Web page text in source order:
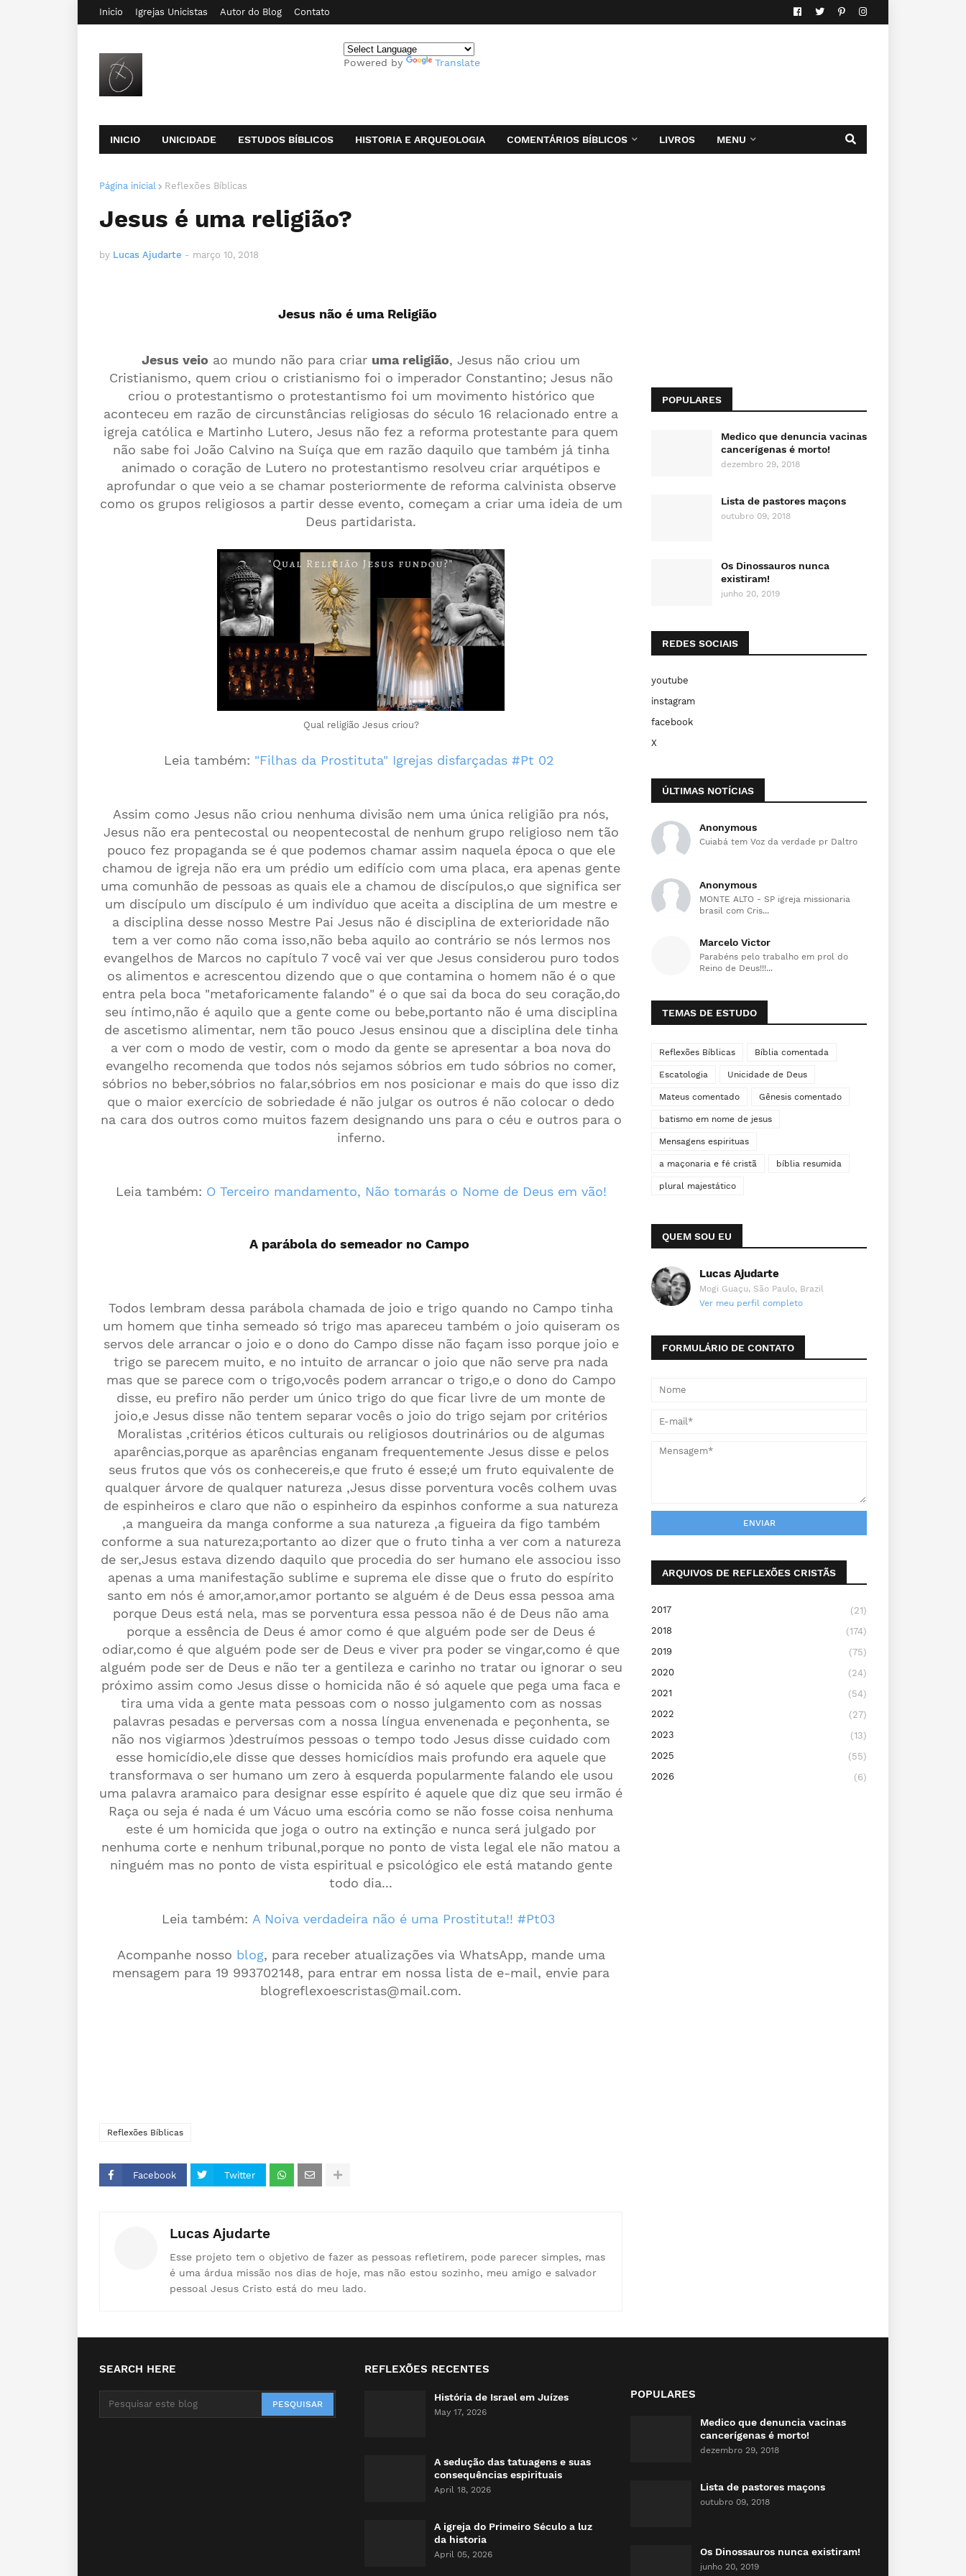
Inicio Igrejas Unicistas Autor do Blog Contato
Powered by Translate
INICIO UNICIDADE ESTUDOS BÍBLICOS HISTORIA E ARQUEOLOGIA COMENTÁRIOS BÍBLICOS LIVROS MENU
Página inicial Reflexões Bíblicas
Jesus é uma religião?
by Lucas Ajudarte - março 10, 2018
Jesus não é uma Religião
Jesus veio ao mundo não para criar uma religião, Jesus não criou um
Cristianismo, quem criou o cristianismo foi o imperador Constantino; Jesus não
criou o protestantismo o protestantismo foi um movimento histórico que
aconteceu em razão de circunstâncias religiosas do século 16 relacionado entre a
igreja católica e Martinho Lutero, Jesus não fez a reforma protestante para quem
não sabe foi João Calvino na Suíça que em razão daquilo que também já tinha
animado o coração de Lutero no protestantismo resolveu criar arquétipos e
aprofundar o que veio a se chamar posteriormente de reforma calvinista observe
como os grupos religiosos a partir desse evento, começam a criar uma ideia de um
Deus partidarista.
Qual religião Jesus criou?
Leia também: "Filhas da Prostituta" Igrejas disfarçadas #Pt 02
Assim como Jesus não criou nenhuma divisão nem uma única religião pra nós,
Jesus não era pentecostal ou neopentecostal de nenhum grupo religioso nem tão
pouco fez propaganda se é que podemos chamar assim naquela época o que ele
chamou de igreja não era um prédio um edifício com uma placa, era apenas gente
uma comunhão de pessoas as quais ele a chamou de discípulos,o que significa ser
um discípulo um discípulo é um indivíduo que aceita a disciplina de um mestre e
a disciplina desse nosso Mestre Pai Jesus não é disciplina de exterioridade não
tem a ver como não coma isso,não beba aquilo ao contrário se nós lermos nos
evangelhos de Marcos no capítulo 7 você vai ver que Jesus considerou puro todos
os alimentos e acrescentou dizendo que o que contamina o homem não é o que
entra pela boca "metaforicamente falando" é o que sai da boca do seu coração,do
seu íntimo,não é aquilo que a gente come ou bebe,portanto não é uma disciplina
de ascetismo alimentar, nem tão pouco Jesus ensinou que a disciplina dele tinha
a ver com o modo de vestir, com o modo da gente se apresentar a boa nova do
evangelho recomenda que todos nós sejamos sóbrios em tudo sóbrios no comer,
sóbrios no beber,sóbrios no falar,sóbrios em nos posicionar e mais do que isso diz
que o maior exercício de sobriedade é não julgar os outros é não colocar o dedo
na cara dos outros como muitos fazem designando uns para o céu e outros para o
inferno.
Leia também: O Terceiro mandamento, Não tomarás o Nome de Deus em vão!
A parábola do semeador no Campo
Todos lembram dessa parábola chamada de joio e trigo quando no Campo tinha
um homem que tinha semeado só trigo mas apareceu também o joio quiseram os
servos dele arrancar o joio e o dono do Campo disse não façam isso porque joio e
trigo se parecem muito, e no intuito de arrancar o joio que não serve pra nada
mas que se parece com o trigo,vocês podem arrancar o trigo,e o dono do Campo
disse, eu prefiro não perder um único trigo do que ficar livre de um monte de
joio,e Jesus disse não tentem separar vocês o joio do trigo sejam por critérios
Moralistas ,critérios éticos culturais ou religiosos doutrinários ou de algumas
aparências,porque as aparências enganam frequentemente Jesus disse e pelos
seus frutos que vós os conhecereis,e que fruto é esse;é um fruto equivalente de
qualquer árvore de qualquer natureza ,Jesus disse porventura vocês colhem uvas
de espinheiros e claro que não o espinheiro da espinhos conforme a sua natureza
,a mangueira da manga conforme a sua natureza ,a figueira da figo também
conforme a sua natureza;portanto ao dizer que o fruto tinha a ver com a natureza
de ser,Jesus estava dizendo daquilo que procedia do ser humano ele associou isso
apenas a uma manifestação sublime e suprema ele disse que o fruto do espírito
santo em nós é amor,amor,amor portanto se alguém é de Deus essa pessoa ama
porque Deus está nela, mas se porventura essa pessoa não é de Deus não ama
porque a essência de Deus é amor como é que alguém pode ser de Deus é
odiar,como é que alguém pode ser de Deus e viver pra poder se vingar,como é que
alguém pode ser de Deus e não ter a gentileza e carinho no tratar ou ignorar o seu
próximo assim como Jesus disse o homicida não é só aquele que pega uma faca e
tira uma vida a gente mata pessoas com o nosso julgamento com as nossas
palavras pesadas e perversas com a nossa língua envenenada e peçonhenta, se
não nos vigiarmos )destruímos pessoas o tempo todo Jesus disse cuidado com
esse homicídio,ele disse que desses homicídios mais profundo era aquele que
transformava o ser humano um zero à esquerda popularmente falando ele usou
uma palavra aramaico para designar esse espírito é aquele que diz que seu irmão é
Raça ou seja é nada é um Vácuo uma escória como se não fosse coisa nenhuma
este é um homicida que joga o outro na extinção e nunca será julgado por
nenhuma corte e nenhum tribunal,porque no ponto de vista legal ele não matou a
ninguém mas no ponto de vista espiritual e psicológico ele está matando gente
todo dia...
Leia também: A Noiva verdadeira não é uma Prostituta!! #Pt03
Acompanhe nosso blog, para receber atualizações via WhatsApp, mande uma
mensagem para 19 993702148, para entrar em nossa lista de e-mail, envie para
blogreflexoescristas@mail.com.
Reflexões Bíblicas
Facebook Twitter
Lucas Ajudarte
Esse projeto tem o objetivo de fazer as pessoas refletirem, pode parecer simples, mas
é uma árdua missão nos dias de hoje, mas não estou sozinho, meu amigo e salvador
pessoal Jesus Cristo está do meu lado.
POPULARES
Medico que denuncia vacinas
cancerígenas é morto!
dezembro 29, 2018
Lista de pastores maçons
outubro 09, 2018
Os Dinossauros nunca
existiram!
junho 20, 2019
REDES SOCIAIS
youtube
instagram
facebook
X
ÚLTIMAS NOTÍCIAS
Anonymous
Cuiabá tem Voz da verdade pr Daltro
Anonymous
MONTE ALTO - SP igreja missionaria
brasil com Cris...
Marcelo Victor
Parabéns pelo trabalho em prol do
Reino de Deus!!!...
TEMAS DE ESTUDO
Reflexões Bíblicas Bíblia comentada
Escatologia Unicidade de Deus
Mateus comentado Gênesis comentado
batismo em nome de jesus
Mensagens espirituas
a maçonaria e fé cristã bíblia resumida
plural majestático
QUEM SOU EU
Lucas Ajudarte
Mogi Guaçu, São Paulo, Brazil
Ver meu perfil completo
FORMULÁRIO DE CONTATO
ARQUIVOS DE REFLEXÕES CRISTÃS
2017
(21)
2018
(174)
2019
(75)
2020
(24)
2021
(54)
2022
(27)
2023
(13)
2025
(55)
2026
(6)
SEARCH HERE REFLEXÕES RECENTES
História de Israel em Juízes
May 17, 2026
A sedução das tatuagens e suas
consequências espirituais
April 18, 2026
A igreja do Primeiro Século a luz
da historia
April 05, 2026
POPULARES
Medico que denuncia vacinas
cancerígenas é morto!
dezembro 29, 2018
Lista de pastores maçons
outubro 09, 2018
Os Dinossauros nunca existiram!
junho 20, 2019